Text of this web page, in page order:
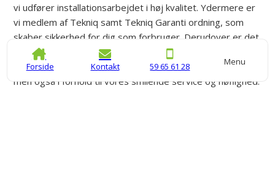
Forside Kontakt 59 65 61 28 Menu
vi udfører installationsarbejdet i høj kvalitet. Ydermere er
vi medlem af Tekniq samt Tekniq Garanti ordning, som
skaber sikkerhed for dig som forbruger. Derudover er det
vigtigt for os at give alle vores kunder en god
kvalitetsoplevelse – både i forhold til det udførte arbejde,
men også i forhold til vores smilende service og høflighed.